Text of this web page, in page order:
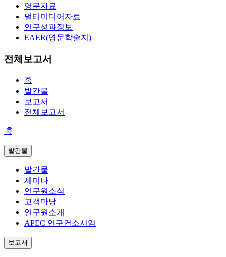
영문자료
멀티미디어자료
연구성과정보
EAER(영문학술지)
전체보고서
홈
발간물
보고서
전체보고서
홈
발간물
발간물
세미나
연구원소식
고객마당
연구원소개
APEC 연구컨소시엄
보고서